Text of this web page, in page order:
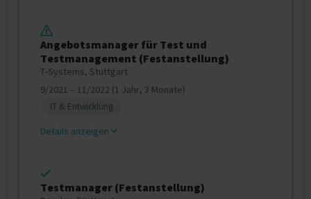
Angebotsmanager für Test und
Testmanagement (Festanstellung)
T-Systems, Stuttgart
9/2021 – 11/2022 (1 Jahr, 3 Monate)
IT & Entwicklung
Details anzeigen
Testmanager (Festanstellung)